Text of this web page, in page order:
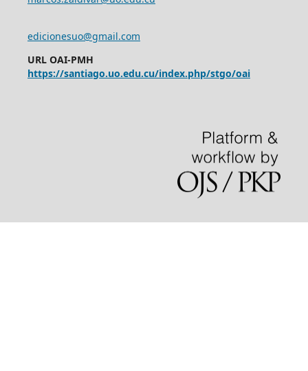
edicionesuo@gmail.com
URL OAI-PMH
https://santiago.uo.edu.cu/index.php/stgo/oai